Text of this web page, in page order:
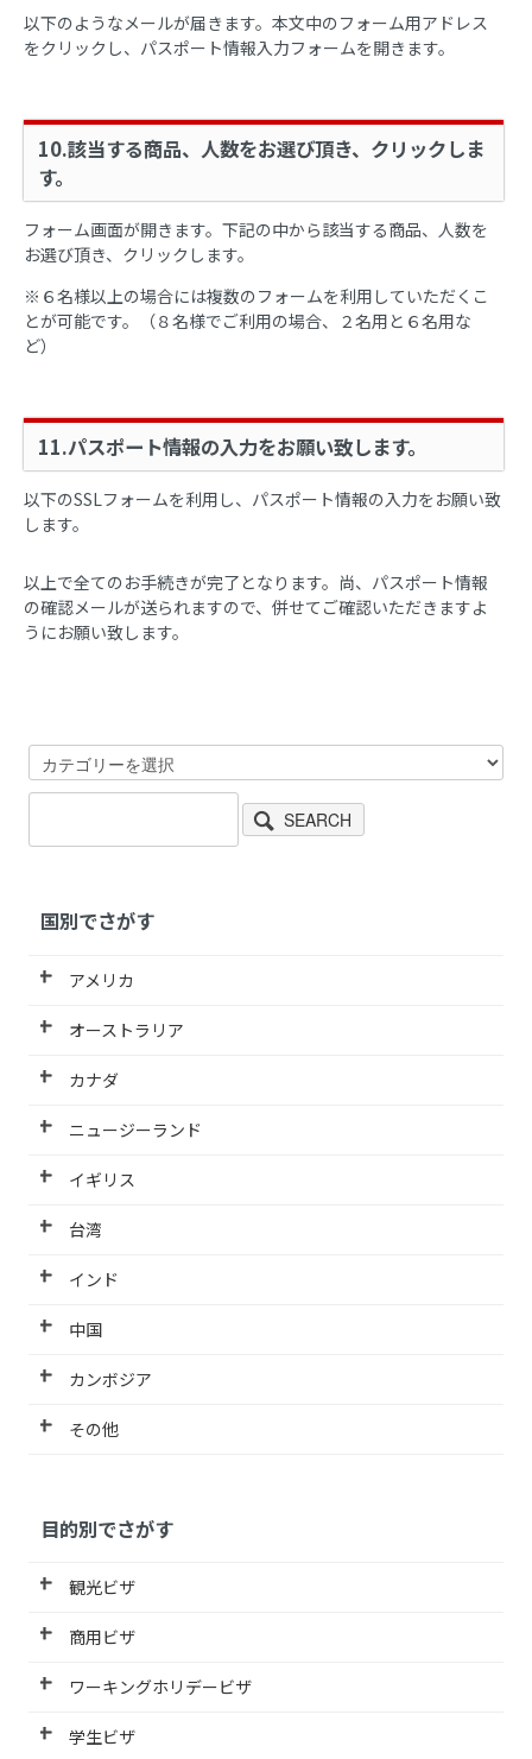
以下のようなメールが届きます。本文中のフォーム用アドレス
をクリックし、パスポート情報入力フォームを開きます。
10.該当する商品、人数をお選び頂き、クリックしま
す。
フォーム画面が開きます。下記の中から該当する商品、人数を
お選び頂き、クリックします。
※６名様以上の場合には複数のフォームを利用していただくこ
とが可能です。（８名様でご利用の場合、２名用と６名用な
ど）
11.パスポート情報の入力をお願い致します。
以下のSSLフォームを利用し、パスポート情報の入力をお願い致
します。
以上で全てのお手続きが完了となります。尚、パスポート情報
の確認メールが送られますので、併せてご確認いただきますよ
うにお願い致します。
SEARCH
国別でさがす
アメリカ
オーストラリア
カナダ
ニュージーランド
イギリス
台湾
インド
中国
カンボジア
その他
目的別でさがす
観光ビザ
商用ビザ
ワーキングホリデービザ
学生ビザ